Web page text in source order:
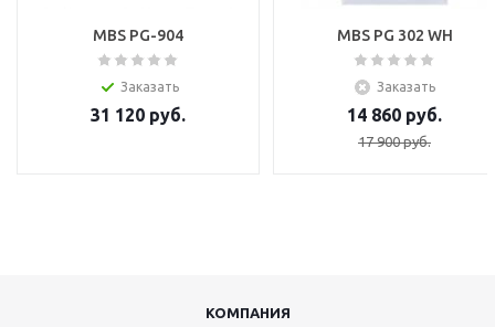
MBS PG-904
Заказать
31 120 руб.
MBS PG 302 WH
Заказать
14 860 руб.
17 900руб.
КОМПАНИЯ